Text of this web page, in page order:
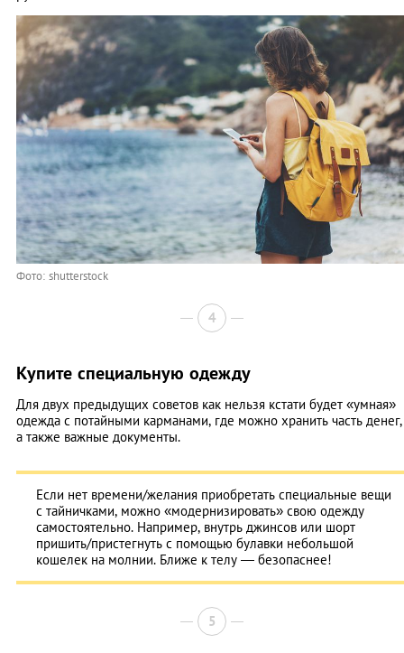
Фото: shutterstock
4
Купите специальную одежду
Для двух предыдущих советов как нельзя кстати будет «умная»
одежда с потайными карманами, где можно хранить часть денег,
а также важные документы.
Если нет времени/желания приобретать специальные вещи
с тайничками, можно «модернизировать» свою одежду
самостоятельно. Например, внутрь джинсов или шорт
пришить/пристегнуть с помощью булавки небольшой
кошелек на молнии. Ближе к телу — безопаснее!
5